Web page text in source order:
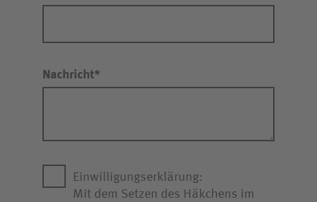
Nachricht
Einwilligungserklärung:
Mit dem Setzen des Häkchens im